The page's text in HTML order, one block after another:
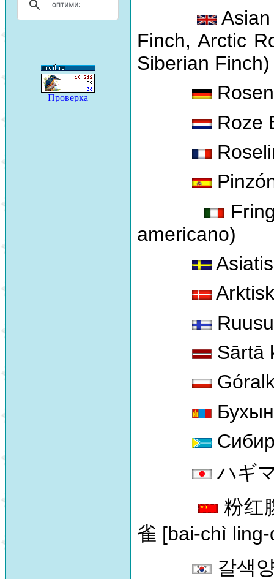
Finch, Arctic
Siberian Finch)
Roze
americano)
Sārtā
ハギ
粉红
雀 [bai-chì
갈색